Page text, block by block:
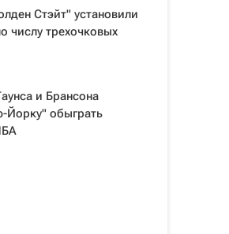
Стэйт" установили
числу трехочковых
и Брансона
Йорку" обыграть